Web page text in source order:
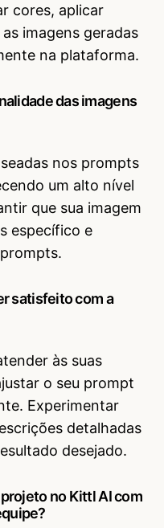
cores, aplicar
imagens geradas
na plataforma.
das imagens
nos prompts
um alto nível
que sua imagem
específico e
satisfeito com a
às suas
o seu prompt
Experimentar
detalhadas
desejado.
no Kittl AI com